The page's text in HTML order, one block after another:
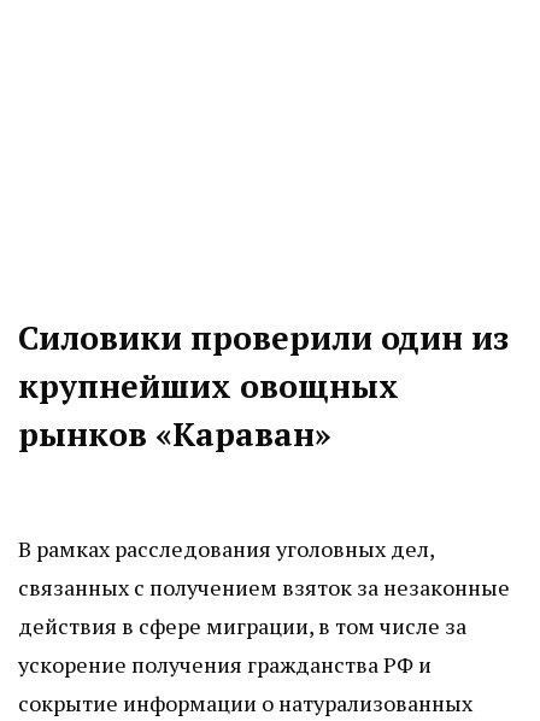
Силовики проверили один из
крупнейших овощных
рынков «Караван»
В рамках расследования уголовных дел,
связанных с получением взяток за незаконные
действия в сфере миграции, в том числе за
ускорение получения гражданства РФ и
сокрытие информации о натурализованных